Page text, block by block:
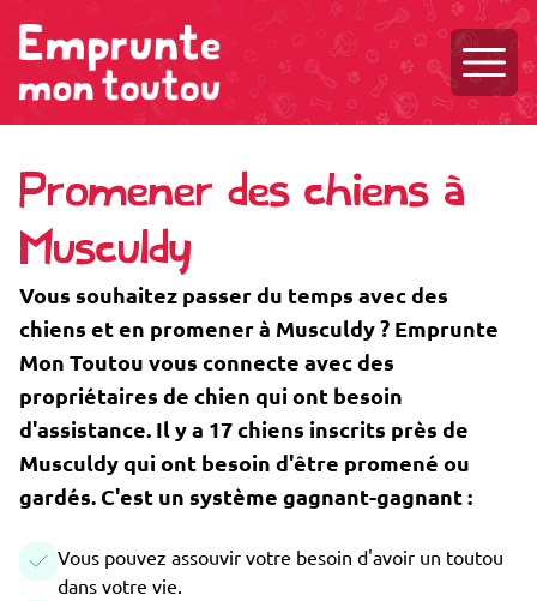
Promener des chiens à
Musculdy
Vous souhaitez passer du temps avec des
chiens et en promener à Musculdy ? Emprunte
Mon Toutou vous connecte avec des
propriétaires de chien qui ont besoin
d'assistance. Il y a 17 chiens inscrits près de
Musculdy qui ont besoin d'être promené ou
gardés. C'est un système gagnant-gagnant :
Vous pouvez assouvir votre besoin d'avoir un toutou
dans votre vie.